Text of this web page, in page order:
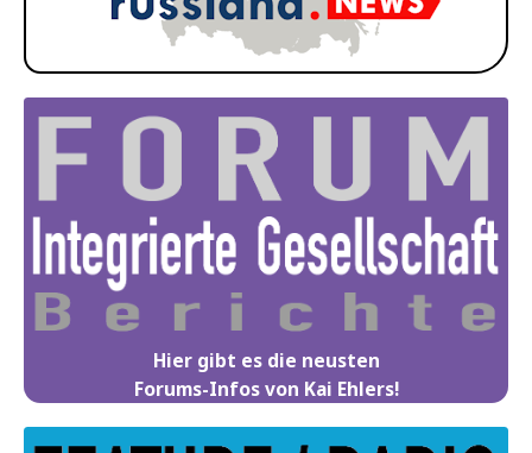
Hier gibt es die neusten
Forums-Infos von Kai Ehlers!